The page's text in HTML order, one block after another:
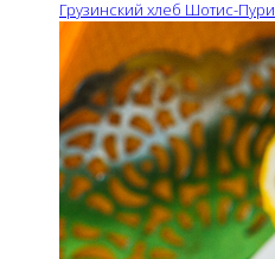
Грузинский хлеб Шотис-Пури